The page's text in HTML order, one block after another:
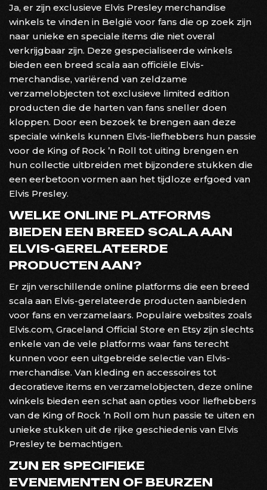
Ja, er zijn exclusieve Elvis Presley merchandise
winkels te vinden in België voor fans die op zoek zijn
naar unieke en speciale items die niet overal
verkrijgbaar zijn. Deze gespecialiseerde winkels
bieden een breed scala aan officiële Elvis-
merchandise, variërend van zeldzame
verzamelobjecten tot exclusieve limited edition
producten die de harten van fans sneller doen
kloppen. Door een bezoek te brengen aan deze
speciale winkels kunnen Elvis-liefhebbers hun passie
voor de King of Rock ’n Roll tot uiting brengen en
hun collectie uitbreiden met bijzondere stukken die
een eerbetoon vormen aan het tijdloze erfgoed van
Elvis Presley.
WELKE ONLINE PLATFORMS
BIEDEN EEN BREED SCALA AAN
ELVIS-GERELATEERDE
PRODUCTEN AAN?
Er zijn verschillende online platforms die een breed
scala aan Elvis-gerelateerde producten aanbieden
voor fans en verzamelaars. Populaire websites zoals
Elvis.com, Graceland Official Store en Etsy zijn slechts
enkele van de vele platforms waar fans terecht
kunnen voor een uitgebreide selectie van Elvis-
merchandise. Van kleding en accessoires tot
decoratieve items en verzamelobjecten, deze online
winkels bieden een schat aan opties voor liefhebbers
van de King of Rock ’n Roll om hun passie te uiten en
unieke stukken uit de rijke geschiedenis van Elvis
Presley te bemachtigen.
ZIJN ER SPECIFIEKE
EVENEMENTEN OF BEURZEN